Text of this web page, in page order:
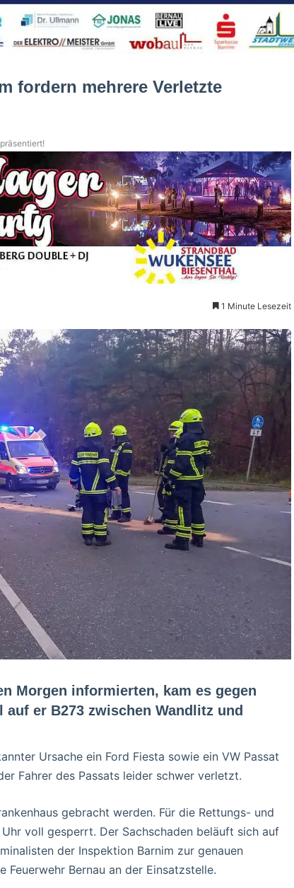
fordern mehrere Verletzte
1 Minute Lesezeit
Morgen informierten, kam es gegen
er B273 zwischen Wandlitz und
Ursache ein Ford Fiesta sowie ein VW Passat
Fahrer des Passats leider schwer verletzt.
gebracht werden. Für die Rettungs- und
voll gesperrt. Der Sachschaden beläuft sich auf
der Inspektion Barnim zur genauen
Bernau an der Einsatzstelle.